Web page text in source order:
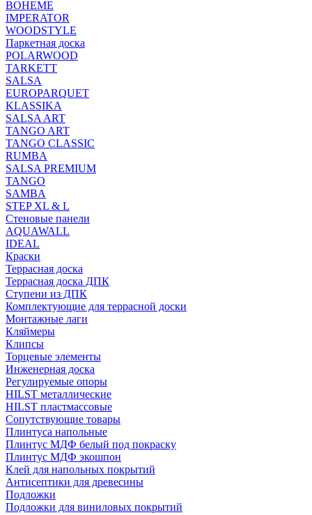
BOHEME
IMPERATOR
WOODSTYLE
Паркетная доска
POLARWOOD
TARKETT
SALSA
EUROPARQUET
KLASSIKA
SALSA ART
TANGO ART
TANGO CLASSIC
RUMBA
SALSA PREMIUM
TANGO
SAMBA
STEP XL & L
Стеновые панели
AQUAWALL
IDEAL
Краски
Террасная доска
Террасная доска ДПК
Ступени из ДПК
Комплектующие для террасной доски
Монтажные лаги
Кляймеры
Клипсы
Торцевые элементы
Инженерная доска
Регулируемые опоры
HILST металлические
HILST пластмассовые
Сопутствующие товары
Плинтуса напольные
Плинтус МДФ белый под покраску
Плинтус МДФ экошпон
Клей для напольных покрытий
Антисептики для древесины
Подложки
Подложки для виниловых покрытий